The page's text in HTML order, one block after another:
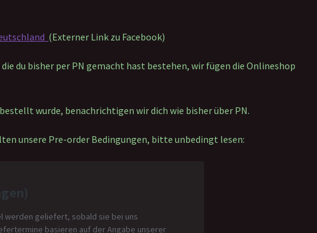
(Externer Link zu Facebook)
du bisher per PN gemacht hast bestehen, wir fügen die Onlineshop
wurde, benachrichtigen wir dich wie bisher über PN.
unsere Pre-order Bedingungen, bitte unbedingt lesen: